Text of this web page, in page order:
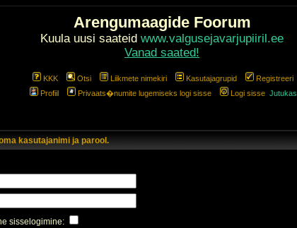
Arengumaagide Foorum
Kuula uusi saateid www.valgusejavarjupiiril.ee
Vanad saated!
KKK Otsi Liikmete nimekiri Kasutajagrupid
Registreeri
Profiil
Privaats�numite lugemiseks logi sisse Logi sisse Jutukas
kasutajanimi ja parool.
sisselogimine: